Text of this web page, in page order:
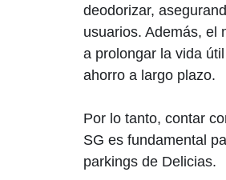
deodorizar,
usuarios. Además, el
a prolongar la vida
ahorro a largo plazo.
Por lo tanto, contar
SG es fundamental
parkings de Delicias.